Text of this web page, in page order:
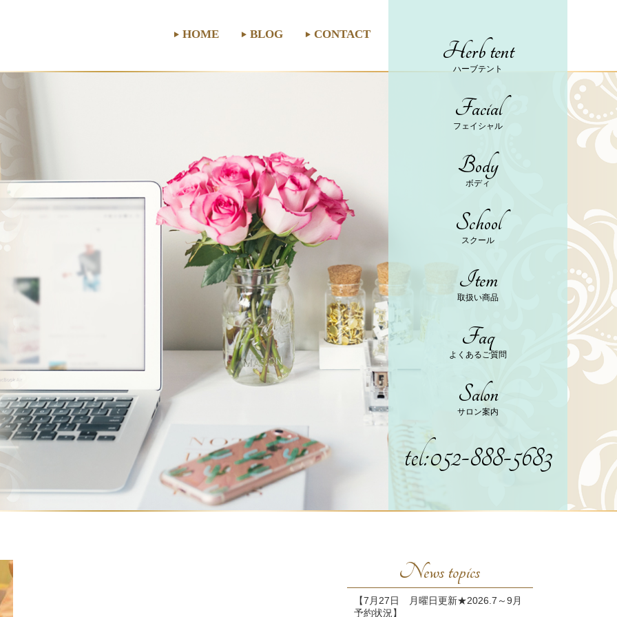
HOME BLOG CONTACT
Herb tent
ハーブテント
Facial
フェイシャル
Body
ボディ
School
スクール
Item
取扱い商品
Faq
よくあるご質問
Salon
サロン案内
tel:052-888-5683
News topics
【7月27日 月曜日更新★2026.7～9月
予約状況】